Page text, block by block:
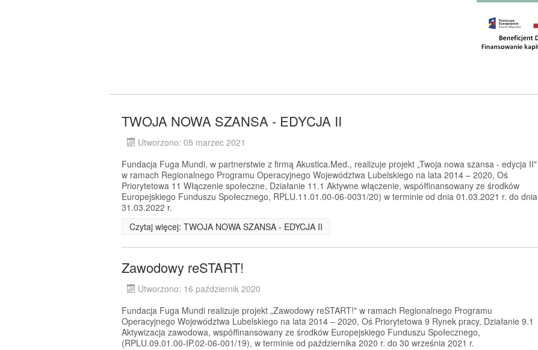
TWOJA NOWA SZANSA - EDYCJA II
Utworzono: 05 marzec 2021
Fundacja Fuga Mundi, w partnerstwie z firmą Akustica.Med., realizuje projekt „Twoja nowa szansa - edycja II"
w ramach Regionalnego Programu Operacyjnego Województwa Lubelskiego na lata 2014 – 2020, Oś
Priorytetowa 11 Włączenie społeczne, Działanie 11.1 Aktywne włączenie, współfinansowany ze środków
Europejskiego Funduszu Społecznego, RPLU.11.01.00-06-0031/20) w terminie od dnia 01.03.2021 r. do dnia
31.03.2022 r.
Czytaj więcej: TWOJA NOWA SZANSA - EDYCJA II
Zawodowy reSTART!
Utworzono: 16 październik 2020
Fundacja Fuga Mundi realizuje projekt „Zawodowy reSTART!" w ramach Regionalnego Programu
Operacyjnego Województwa Lubelskiego na lata 2014 – 2020, Oś Priorytetowa 9 Rynek pracy, Działanie 9.1
Aktywizacja zawodowa, współfinansowany ze środków Europejskiego Funduszu Społecznego,
(RPLU.09.01.00-IP.02-06-001/19), w terminie od października 2020 r. do 30 września 2021 r.